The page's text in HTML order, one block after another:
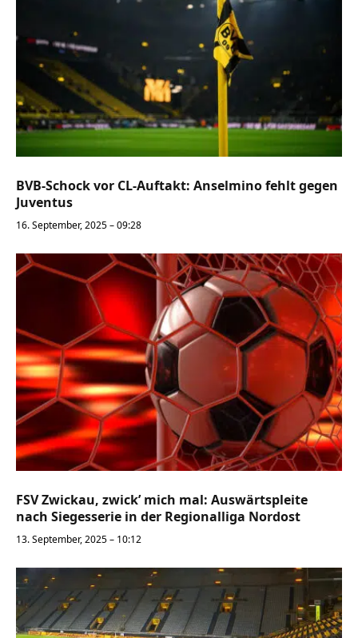
BVB-Schock vor CL-Auftakt: Anselmino fehlt gegen
Juventus
16. September, 2025 – 09:28
FSV Zwickau, zwick’ mich mal: Auswärtspleite
nach Siegesserie in der Regionalliga Nordost
13. September, 2025 – 10:12